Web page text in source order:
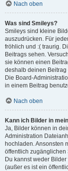
Nach oben
Was sind Smileys?
Smileys sind kleine
auszudrücken. Für
fröhlich und :( traurig.
Beitrags sehen.
sie können einen
deshalb deinen
Die Board-
in einem Beitrag
Nach oben
Kann ich Bilder in
Ja, Bilder können in
Administration
hochladen. Ansonsten
öffentlich zugänglichen
Du kannst weder
(außer es ist ein